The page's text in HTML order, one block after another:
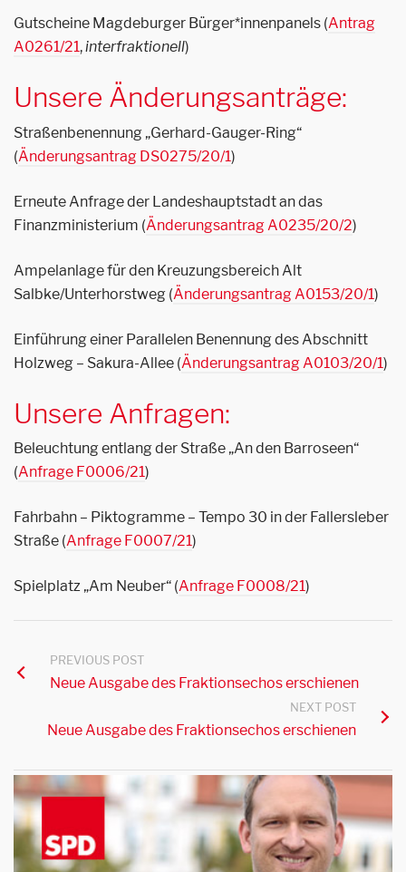
Gutscheine Magdeburger Bürger*innenpanels (Antrag
A0261/21,interfraktionell)
Unsere Änderungsanträge:
Straßenbenennung „Gerhard-Gauger-Ring“
(Änderungsantrag DS0275/20/1)
Erneute Anfrage der Landeshauptstadt an das
Finanzministerium (Änderungsantrag A0235/20/2)
Ampelanlage für den Kreuzungsbereich Alt
Salbke/Unterhorstweg (Änderungsantrag A0153/20/1)
Einführung einer Parallelen Benennung des Abschnitt
Holzweg – Sakura-Allee (Änderungsantrag A0103/20/1)
Unsere Anfragen:
Beleuchtung entlang der Straße „An den Barroseen“
(Anfrage F0006/21)
Fahrbahn – Piktogramme – Tempo 30 in der Fallersleber
Straße (Anfrage F0007/21)
Spielplatz „Am Neuber“ (Anfrage F0008/21)
PREVIOUS POST
Neue Ausgabe des Fraktionsechos erschienen
NEXT POST
Neue Ausgabe des Fraktionsechos erschienen